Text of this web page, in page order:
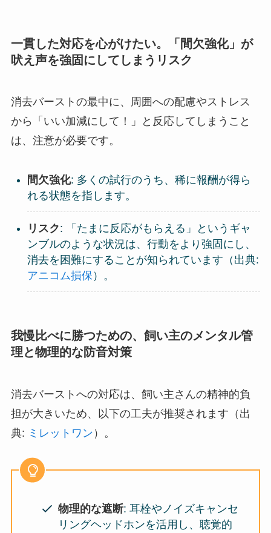
一貫した対応を心がけたい。「間欠強化」が
吠え声を強固にしてしまうリスク
消去バーストの最中に、周囲への配慮やストレス
から「いい加減にして！」と反応してしまうこと
は、注意が必要です。
間欠強化: 多くの試行のうち、稀に報酬が得ら
れる状態を指します。
リスク: 「たまに反応がもらえる」というギャ
ンブルのような状況は、行動をより強固にし、
消去を困難にすることが知られています（出典:
アニコム損保 ）。
我慢比べに勝つための、飼い主のメンタル管
理と物理的な防音対策
消去バーストへの対応は、飼い主さんの精神的負
担が大きいため、以下の工夫が推奨されます（出
典: ミレットワン ）。
物理的な遮断: 耳栓やノイズキャンセ
リングヘッドホンを活用し、聴覚的